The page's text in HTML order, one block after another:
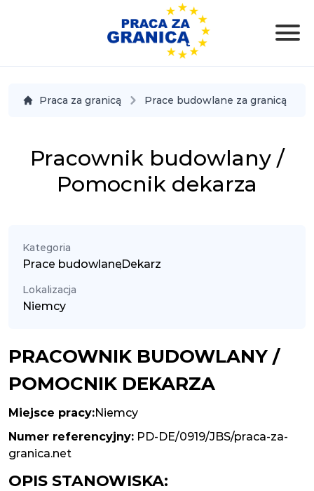
Praca za granicą Prace budowlane za granicą
Pracownik budowlany /
Pomocnik dekarza
Kategoria
Prace budowlane,Dekarz
Lokalizacja
Niemcy
PRACOWNIK BUDOWLANY /
POMOCNIK DEKARZA
Miejsce pracy:Niemcy
Numer referencyjny: PD-DE/0919/JBS/praca-za-
granica.net
OPIS STANOWISKA: